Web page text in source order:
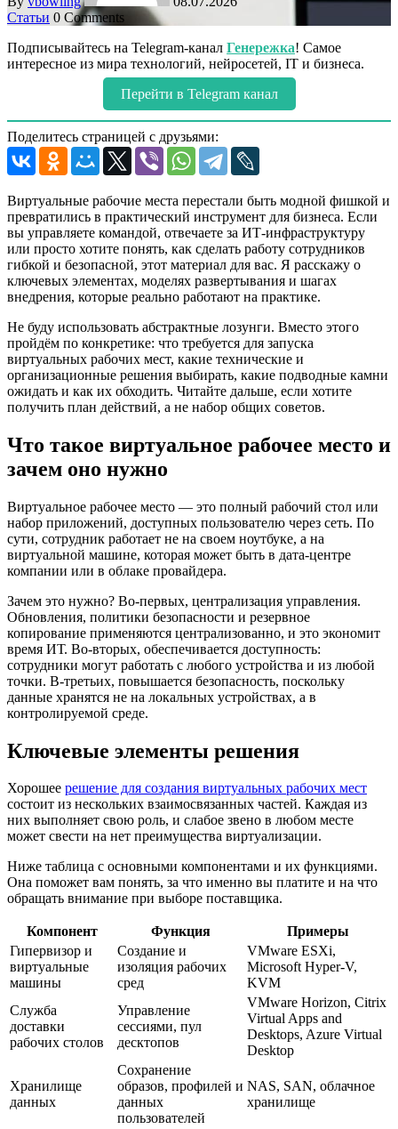
Статьи 0 Comments
Подписывайтесь на Telegram-канал Генережка! Самое
интересное из мира технологий, нейросетей, IT и бизнеса.
Перейти в Telegram канал
Поделитесь страницей с друзьями:
Виртуальные рабочие места перестали быть модной фишкой и
превратились в практический инструмент для бизнеса. Если
вы управляете командой, отвечаете за ИТ-инфраструктуру
или просто хотите понять, как сделать работу сотрудников
гибкой и безопасной, этот материал для вас. Я расскажу о
ключевых элементах, моделях развертывания и шагах
внедрения, которые реально работают на практике.
Не буду использовать абстрактные лозунги. Вместо этого
пройдём по конкретике: что требуется для запуска
виртуальных рабочих мест, какие технические и
организационные решения выбирать, какие подводные камни
ожидать и как их обходить. Читайте дальше, если хотите
получить план действий, а не набор общих советов.
Что такое виртуальное рабочее место и
зачем оно нужно
Виртуальное рабочее место — это полный рабочий стол или
набор приложений, доступных пользователю через сеть. По
сути, сотрудник работает не на своем ноутбуке, а на
виртуальной машине, которая может быть в дата-центре
компании или в облаке провайдера.
Зачем это нужно? Во-первых, централизация управления.
Обновления, политики безопасности и резервное
копирование применяются централизованно, и это экономит
время ИТ. Во-вторых, обеспечивается доступность:
сотрудники могут работать с любого устройства и из любой
точки. В-третьих, повышается безопасность, поскольку
данные хранятся не на локальных устройствах, а в
контролируемой среде.
Ключевые элементы решения
Хорошее решение для создания виртуальных рабочих мест
состоит из нескольких взаимосвязанных частей. Каждая из
них выполняет свою роль, и слабое звено в любом месте
может свести на нет преимущества виртуализации.
Ниже таблица с основными компонентами и их функциями.
Она поможет вам понять, за что именно вы платите и на что
обращать внимание при выборе поставщика.
Компонент Функция
Примеры
Гипервизор и
виртуальные
машины
Создание и
изоляция рабочих
сред
VMware ESXi,
Microsoft Hyper-V,
KVM
Служба
доставки
рабочих столов
Управление
сессиями, пул
десктопов
VMware Horizon, Citrix
Virtual Apps and
Desktops, Azure Virtual
Desktop
Хранилище
данных
Сохранение
образов, профилей и
данных
пользователей
NAS, SAN, облачное
хранилище